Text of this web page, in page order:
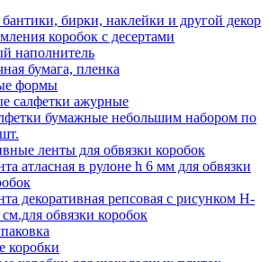
бирки, наклейки и другой декор
коробок с десертами
наполнитель
бумага, пленка
формы
салфетки ажурные
бумажные небольшим набором по
ленты для обвязки коробок
атласная в рулоне h 6 мм для обвязки
декоративная репсовая с рисунком H-
см.для обвязки коробок
коробки